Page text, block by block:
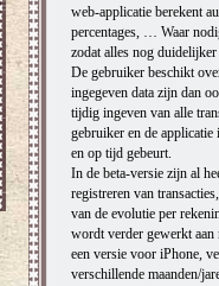
web-applicatie berekent
percentages, … Waar
zodat alles nog
De gebruiker beschikt
ingegeven data zijn dan
tijdig ingeven van alle
gebruiker en de applicatie
en op tijd gebeurt.
In de beta-versie zijn al
registreren van
van de evolutie per
wordt verder gewerkt
een versie voor iPhone,
verschillende maanden/